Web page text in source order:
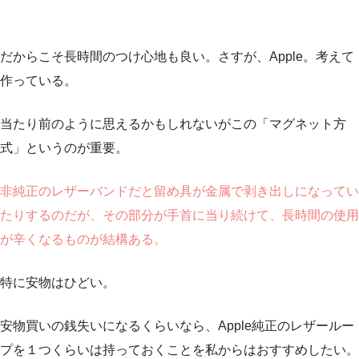
だからこそ長時間のつけ心地も良い。さすが、Apple。考えて
作っている。
当たり前のように思えるかもしれないがこの「マグネット方
式」というのが重要。
非純正のレザーバンドだと留め具が金属で剥き出しになってい
たりするのだが、その部分が手首に当り続けて、長時間の使用
が辛くなるものが結構ある。
特に安物はひどい。
安物買いの銭失いになるくらいなら、Apple純正のレザールー
プを１つくらいは持っておくことを私からはおすすめしたい。